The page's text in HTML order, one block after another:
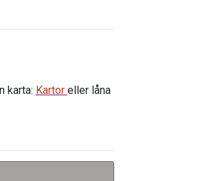
karta: Kartor eller låna